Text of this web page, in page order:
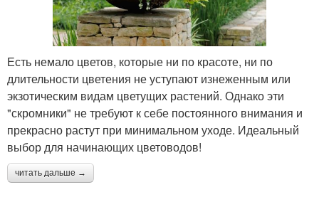
Есть немало цветов, которые ни по красоте, ни по
длительности цветения не уступают изнеженным или
экзотическим видам цветущих растений. Однако эти
"скромники" не требуют к себе постоянного внимания и
прекрасно растут при минимальном уходе. Идеальный
выбор для начинающих цветоводов!
читать дальше →